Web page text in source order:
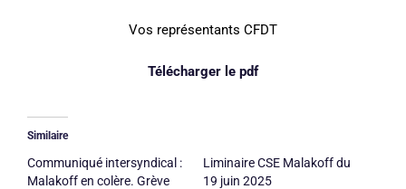
Vos représentants CFDT
Télécharger le pdf
Similaire
Communiqué intersyndical :
Malakoff en colère. Grève
Liminaire CSE Malakoff du
19 juin 2025